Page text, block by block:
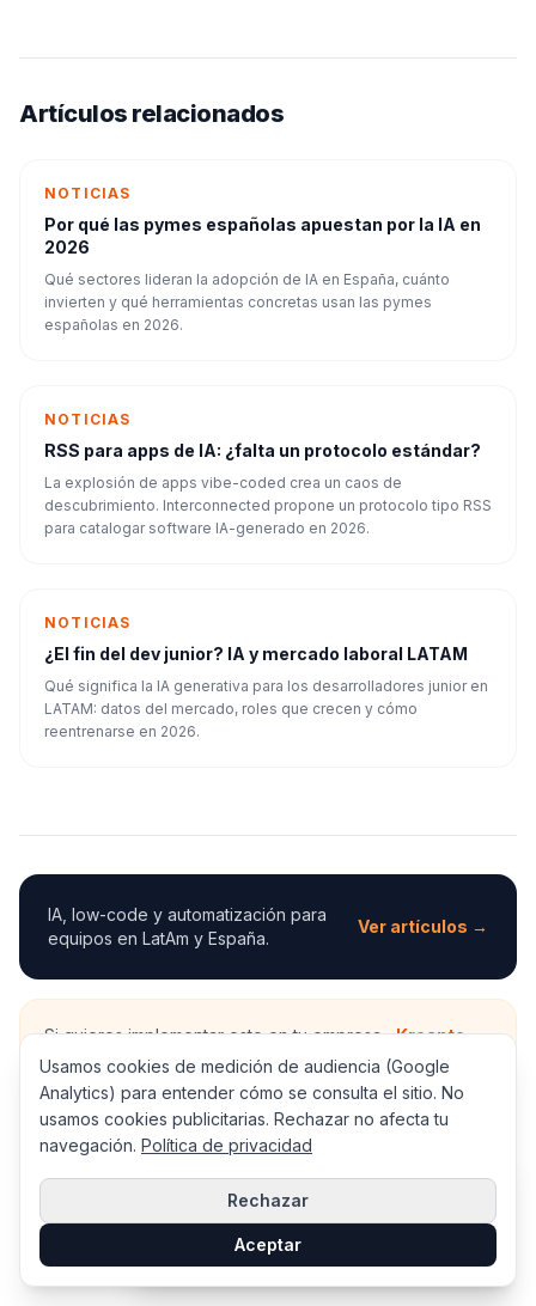
Artículos relacionados
NOTICIAS
Por qué las pymes españolas apuestan por la IA en
2026
Qué sectores lideran la adopción de IA en España, cuánto
invierten y qué herramientas concretas usan las pymes
españolas en 2026.
NOTICIAS
RSS para apps de IA: ¿falta un protocolo estándar?
La explosión de apps vibe-coded crea un caos de
descubrimiento. Interconnected propone un protocolo tipo RSS
para catalogar software IA-generado en 2026.
NOTICIAS
¿El fin del dev junior? IA y mercado laboral LATAM
Qué significa la IA generativa para los desarrolladores junior en
LATAM: datos del mercado, roles que crecen y cómo
reentrenarse en 2026.
IA, low-code y automatización para
equipos en LatAm y España.
Ver artículos →
Si quieres implementar esto en tu empresa, Kreante
construye sistemas de low-code e IA para equipos en
LatAm y España. Ofrecen una auditoría gratuita para
proyectos cualificados.
de madurez en adopción de IA?
Hacer el test gratis →
Usamos cookies de medición de audiencia (Google
Analytics) para entender cómo se consulta el sitio. No
usamos cookies publicitarias. Rechazar no afecta tu
navegación. Política de privacidad
Rechazar
Aceptar